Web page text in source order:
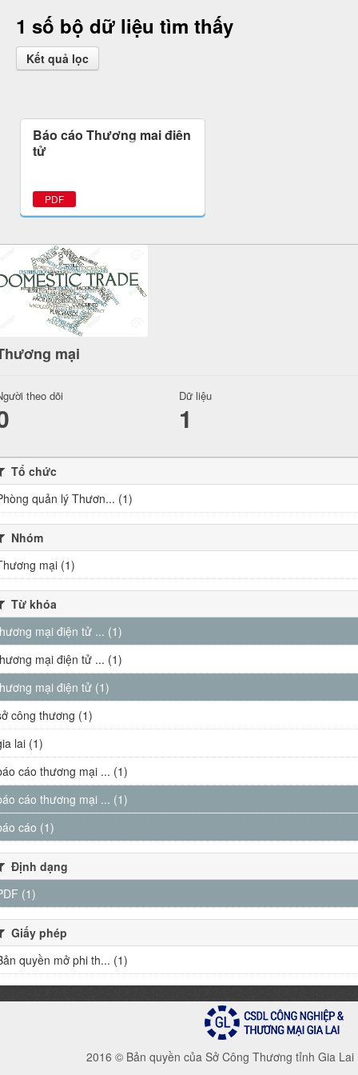
1 số bộ dữ liệu tìm thấy
Kết quả lọc
Báo cáo Thương mại điện
tử
PDF
mại
theo dõi Dữ liệu
1
Tổ chức
quản lý Thươn... (1)
Nhóm
mại (1)
Từ khóa
mại điện tử ... (1)
mại điện tử ... (1)
mại điện tử (1)
công thương (1)
lai (1)
cáo thương mại ... (1)
cáo thương mại ... (1)
cáo (1)
Định dạng
(1)
Giấy phép
quyền mở phi th... (1)
2016 © Bản quyền của Sở Công Thương tỉnh Gia Lai